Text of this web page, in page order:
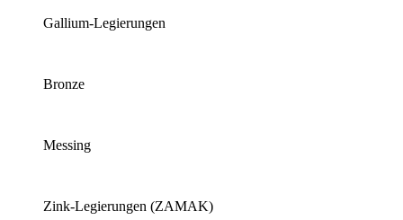
Gallium-Legierungen
Bronze
Messing
Zink-Legierungen (ZAMAK)